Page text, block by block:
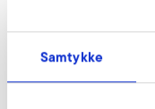
Samtykke
Strømforbrug
Ydeevne